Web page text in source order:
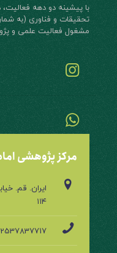
مشغول فعالیت علمی و
مرکز پژوهشی
ایران. قم.
۱۱۴